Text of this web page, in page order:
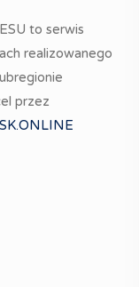
to serwis
realizowanego
przez